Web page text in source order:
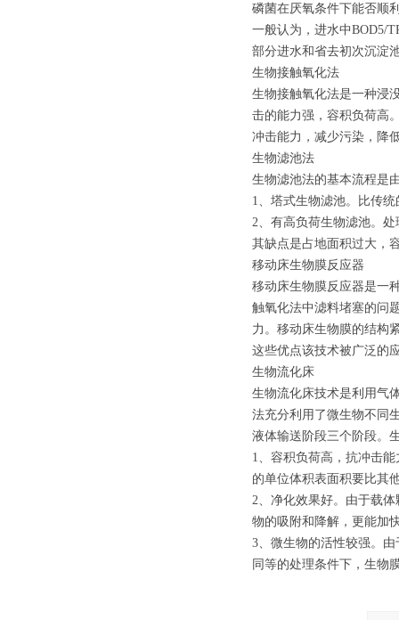
磷菌在厌氧条件下能否顺
一般认为，进水中BOD5/
部分进水和省去初次沉淀
生物接触氧化法
生物接触氧化法是一种浸
击的能力强，容积负荷高
冲击能力，减少污染，降
生物滤池法
生物滤池法的基本流程是
1、塔式生物滤池。比传
2、有高负荷生物滤池。
其缺点是占地面积过大，
移动床生物膜反应器
移动床生物膜反应器是一
触氧化法中滤料堵塞的问
力。移动床生物膜的结构
这些优点该技术被广泛的
生物流化床
生物流化床技术是利用气
法充分利用了微生物不同
液体输送阶段三个阶段。
1、容积负荷高，抗冲击
的单位体积表面积要比其
2、净化效果好。由于载
物的吸附和降解，更能加
3、微生物的活性较强。
同等的处理条件下，生物